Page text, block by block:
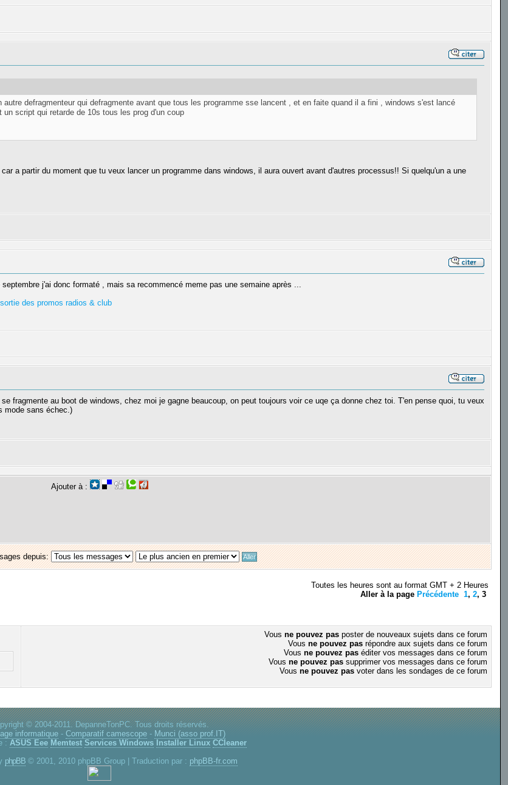
defragmenteur qui defragmente avant que tous les programme sse lancent , et en faite quand il a fini , windows s'est lancé
script qui retarde de 10s tous les prog d'un coup
a partir du moment que tu veux lancer un programme dans windows, il aura ouvert avant d'autres processus!! Si quelqu'un a une
j'ai donc formaté , mais sa recommencé meme pas une semaine après ...
des promos radios & club
fragmente au boot de windows, chez moi je gagne beaucoup, on peut toujours voir ce uqe ça donne chez toi. T'en pense quoi, tu veux
mode sans échec.)
Ajouter à :
depuis:
Toutes les heures sont au format GMT + 2 Heures
Aller à la page Précédente 1, 2, 3
Vous ne pouvez pasposter de nouveaux sujets dans ce forum
Vous ne pouvez pasrépondre aux sujets dans ce forum
Vous ne pouvez paséditer vos messages dans ce forum
Vous ne pouvez passupprimer vos messages dans ce forum
Vous ne pouvez pasvoter dans les sondages de ce forum
© 2004-2011. DepanneTonPC. Tous droits réservés.
informatique -Comparatif camescope - Munci (asso prof.IT)
: ASUS Eee Memtest Services Windows Installer Linux CCleaner
phpBB © 2001, 2010 phpBB Group | Traduction par : phpBB-fr.com